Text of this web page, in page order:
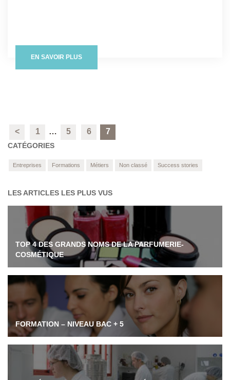
EN SAVOIR PLUS
< 1 … 5 6 7
CATÉGORIES
Entreprises Formations Métiers Non classé Success stories
LES ARTICLES LES PLUS VUS
TOP 4 DES GRANDS NOMS DE LA PARFUMERIE-
COSMÉTIQUE
FORMATION – NIVEAU BAC + 5